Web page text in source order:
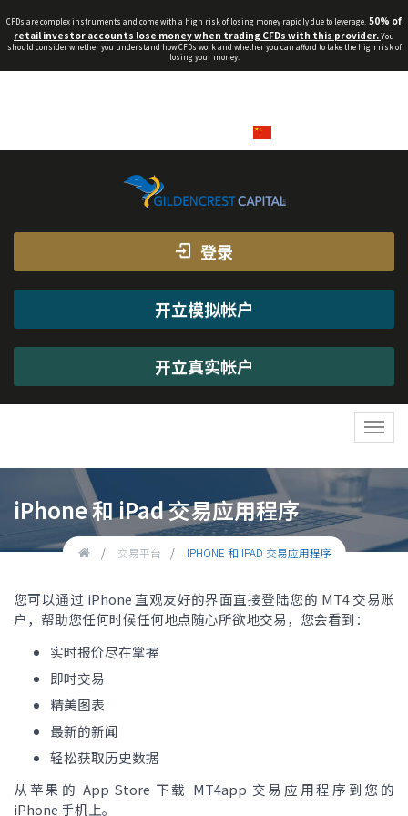
CFDs are complex instruments and come with a high risk of losing money rapidly due to leverage. 50% of
retail investor accounts lose money when trading CFDs with this provider.You
should consider whether you understand how CFDs work and whether you can afford to take the high risk of
losing your money.
登录
开立模拟帐户
开立真实帐户
iPhone 和 iPad 交易应用程序
交易平台 IPHONE 和 IPAD 交易应用程序
您可以通过 iPhone 直观友好的界面直接登陆您的 MT4 交易账
户，帮助您任何时候任何地点随心所欲地交易，您会看到：
实时报价尽在掌握
即时交易
精美图表
最新的新闻
轻松获取历史数据
从苹果的 App Store 下载 MT4app 交易应用程序到您的
iPhone 手机上。